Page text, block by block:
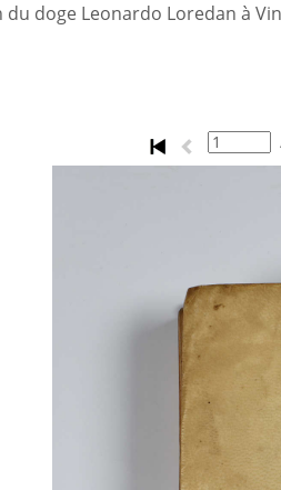
du doge Leonardo Loredan à